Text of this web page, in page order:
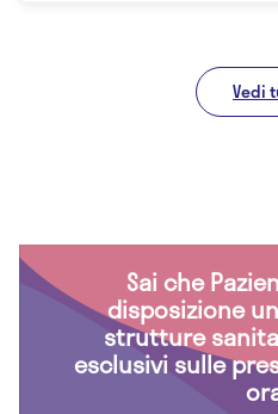
Vedi
Sai che
disposizione
strutture
esclusivi sulle